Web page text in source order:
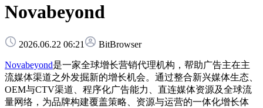
Novabeyond
2026.06.22 06:21 BitBrowser
Novabeyond是一家全球增长营销代理机构，帮助广告主在主
流媒体渠道之外发掘新的增长机会。通过整合新兴媒体生态、
OEM与CTV渠道、程序化广告能力、直连媒体资源及全球流
量网络，为品牌构建覆盖策略、资源与运营的一体化增长体